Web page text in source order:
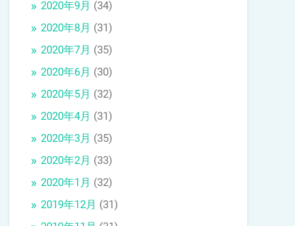
2020年9月 (34)
2020年8月 (31)
2020年7月 (35)
2020年6月 (30)
2020年5月 (32)
2020年4月 (31)
2020年3月 (35)
2020年2月 (33)
2020年1月 (32)
2019年12月 (31)